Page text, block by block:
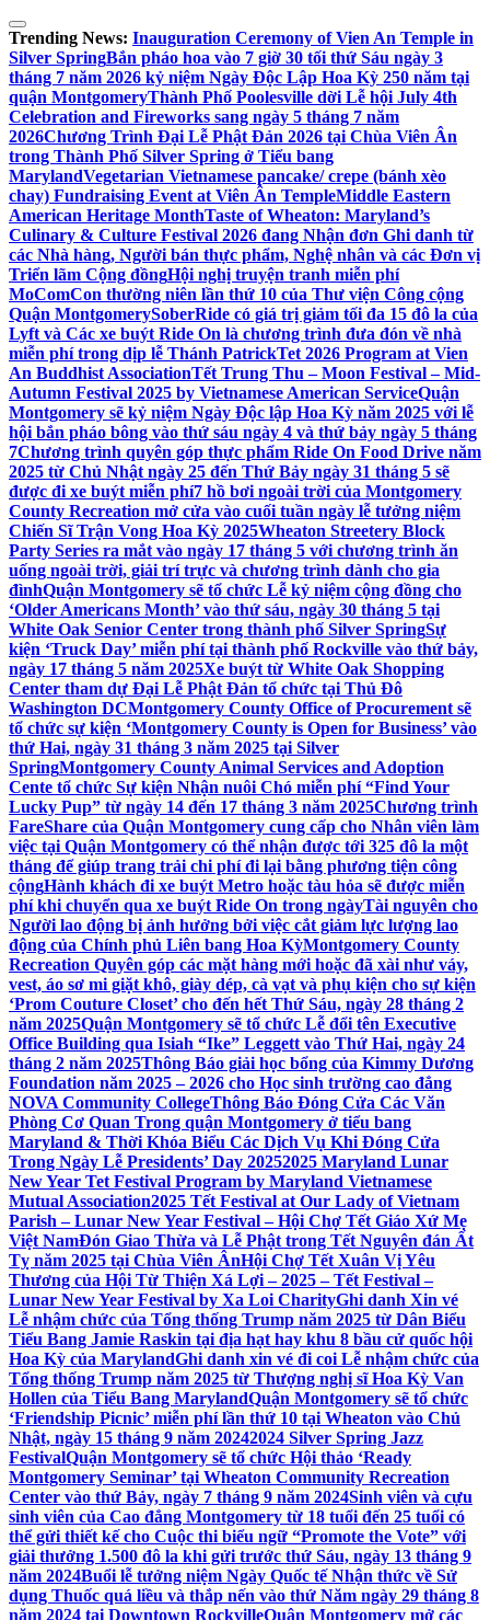
Skip
to
content
Trending News: Inauguration Ceremony of Vien An Temple in
Silver SpringBắn pháo hoa vào 7 giờ 30 tối thứ Sáu ngày 3
tháng 7 năm 2026 kỷ niệm Ngày Độc Lập Hoa Kỳ 250 năm tại
quận MontgomeryThành Phố Poolesville dời Lễ hội July 4th
Celebration and Fireworks sang ngày 5 tháng 7 năm
2026Chương Trình Đại Lễ Phật Đản 2026 tại Chùa Viên Ân
trong Thành Phố Silver Spring ở Tiểu bang
MarylandVegetarian Vietnamese pancake/ crepe (bánh xèo
chay) Fundraising Event at Viên Ân TempleMiddle Eastern
American Heritage MonthTaste of Wheaton: Maryland’s
Culinary & Culture Festival 2026 đang Nhận đơn Ghi danh từ
các Nhà hàng, Người bán thực phẩm, Nghệ nhân và các Đơn vị
Triển lãm Cộng đồngHội nghị truyện tranh miễn phí
MoComCon thường niên lần thứ 10 của Thư viện Công cộng
Quận MontgomerySoberRide có giá trị giảm tối đa 15 đô la của
Lyft và Các xe buýt Ride On là chương trình đưa đón về nhà
miễn phí trong dịp lễ Thánh PatrickTet 2026 Program at Vien
An Buddhist AssociationTết Trung Thu – Moon Festival – Mid-
Autumn Festival 2025 by Vietnamese American ServiceQuận
Montgomery sẽ kỷ niệm Ngày Độc lập Hoa Kỳ năm 2025 với lễ
hội bắn pháo bông vào thứ sáu ngày 4 và thứ bảy ngày 5 tháng
7Chương trình quyên góp thực phẩm Ride On Food Drive năm
2025 từ Chủ Nhật ngày 25 đến Thứ Bảy ngày 31 tháng 5 sẽ
được đi xe buýt miễn phí7 hồ bơi ngoài trời của Montgomery
County Recreation mở cửa vào cuối tuần ngày lễ tưởng niệm
Chiến Sĩ Trận Vong Hoa Kỳ 2025Wheaton Streetery Block
Party Series ra mắt vào ngày 17 tháng 5 với chương trình ăn
uống ngoài trời, giải trí trực và chương trình dành cho gia
đìnhQuận Montgomery sẽ tổ chức Lễ kỷ niệm cộng đồng cho
‘Older Americans Month’ vào thứ sáu, ngày 30 tháng 5 tại
White Oak Senior Center trong thành phố Silver SpringSự
kiện ‘Truck Day’ miễn phí tại thành phố Rockville vào thứ bảy,
ngày 17 tháng 5 năm 2025Xe buýt từ White Oak Shopping
Center tham dự Đại Lễ Phật Đản tổ chức tại Thủ Đô
Washington DCMontgomery County Office of Procurement sẽ
tổ chức sự kiện ‘Montgomery County is Open for Business’ vào
thứ Hai, ngày 31 tháng 3 năm 2025 tại Silver
SpringMontgomery County Animal Services and Adoption
Cente tổ chức Sự kiện Nhận nuôi Chó miễn phí “Find Your
Lucky Pup” từ ngày 14 đến 17 tháng 3 năm 2025Chương trình
FareShare của Quận Montgomery cung cấp cho Nhân viên làm
việc tại Quận Montgomery có thể nhận được tới 325 đô la một
tháng để giúp trang trải chi phí đi lại bằng phương tiện công
cộngHành khách đi xe buýt Metro hoặc tàu hỏa sẽ được miễn
phí khi chuyển qua xe buýt Ride On trong ngàyTài nguyên cho
Người lao động bị ảnh hưởng bởi việc cắt giảm lực lượng lao
động của Chính phủ Liên bang Hoa KỳMontgomery County
Recreation Quyên góp các mặt hàng mới hoặc đã xài như váy,
vest, áo sơ mi giặt khô, giày dép, cà vạt và phụ kiện cho sự kiện
‘Prom Couture Closet’ cho đến hết Thứ Sáu, ngày 28 tháng 2
năm 2025Quận Montgomery sẽ tổ chức Lễ đổi tên Executive
Office Building qua Isiah “Ike” Leggett vào Thứ Hai, ngày 24
tháng 2 năm 2025Thông Báo giải học bổng của Kimmy Dương
Foundation năm 2025 – 2026 cho Học sinh trường cao đẳng
NOVA Community CollegeThông Báo Đóng Cửa Các Văn
Phòng Cơ Quan Trong quận Montgomery ở tiểu bang
Maryland & Thời Khóa Biểu Các Dịch Vụ Khi Đóng Cửa
Trong Ngày Lễ Presidents’ Day 20252025 Maryland Lunar
New Year Tet Festival Program by Maryland Vietnamese
Mutual Association2025 Tết Festival at Our Lady of Vietnam
Parish – Lunar New Year Festival – Hội Chợ Tết Giáo Xứ Mẹ
Việt NamĐón Giao Thừa và Lễ Phật trong Tết Nguyên đán Ất
Tỵ năm 2025 tại Chùa Viên ÂnHội Chợ Tết Xuân Vị Yêu
Thương của Hội Từ Thiện Xá Lợi – 2025 – Tết Festival –
Lunar New Year Festival by Xa Loi CharityGhi danh Xin vé
Lễ nhậm chức của Tổng thống Trump năm 2025 từ Dân Biểu
Tiểu Bang Jamie Raskin tại địa hạt hay khu 8 bầu cử quốc hội
Hoa Kỳ của MarylandGhi danh xin vé đi coi Lễ nhậm chức của
Tổng thống Trump năm 2025 từ Thượng nghị sĩ Hoa Kỳ Van
Hollen của Tiểu Bang MarylandQuận Montgomery sẽ tổ chức
‘Friendship Picnic’ miễn phí lần thứ 10 tại Wheaton vào Chủ
Nhật, ngày 15 tháng 9 năm 20242024 Silver Spring Jazz
FestivalQuận Montgomery sẽ tổ chức Hội thảo ‘Ready
Montgomery Seminar’ tại Wheaton Community Recreation
Center vào thứ Bảy, ngày 7 tháng 9 năm 2024Sinh viên và cựu
sinh viên của Cao đẳng Montgomery từ 18 tuổi đến 25 tuổi có
thể gửi thiết kế cho Cuộc thi biểu ngữ “Promote the Vote” với
giải thưởng 1.500 đô la khi gửi trước thứ Sáu, ngày 13 tháng 9
năm 2024Buổi lễ tưởng niệm Ngày Quốc tế Nhận thức về Sử
dụng Thuốc quá liều và thắp nến vào thứ Năm ngày 29 tháng 8
năm 2024 tại Downtown RockvilleQuận Montgomery mở các